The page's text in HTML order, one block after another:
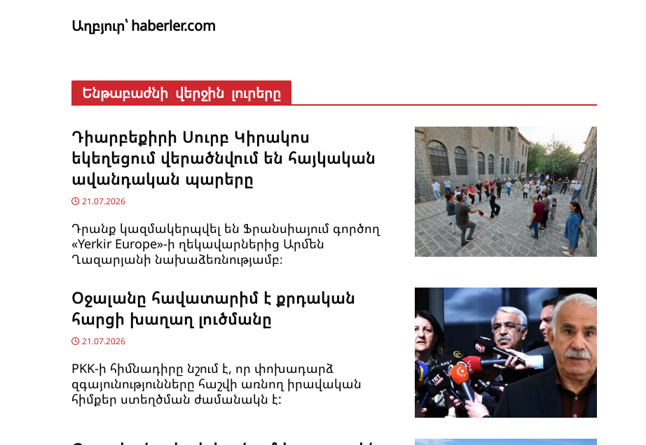
Աղբյուր՝ haberler.com
Ենթաբաժնի վերջին լուրերը
Դիարբեքիրի Սուրբ Կիրակոս
եկեղեցում վերածնվում են հայկական
ավանդական պարերը
21.07.2026
Դրանք կազմակերպվել են Ֆրանսիայում գործող
«Yerkir Europe»-ի ղեկավարներից Արմեն
Ղազարյանի նախաձեռնությամբ։
Օջալանը հավատարիմ է քրդական
հարցի խաղաղ լուծմանը
21.07.2026
PKK-ի հիմնադիրը նշում է, որ փոխադարձ
զգայունությունները հաշվի առնող իրավական
հիմքեր ստեղծման ժամանակն է: